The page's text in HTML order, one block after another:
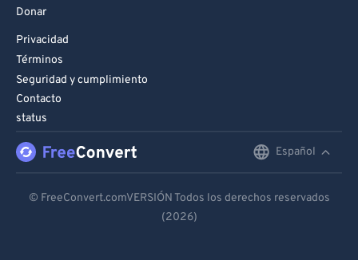
Donar
Privacidad
Términos
Seguridad y cumplimiento
Contacto
status
Español
Español
© FreeConvert.comVERSIÓN Todos los derechos reservados
(2026)